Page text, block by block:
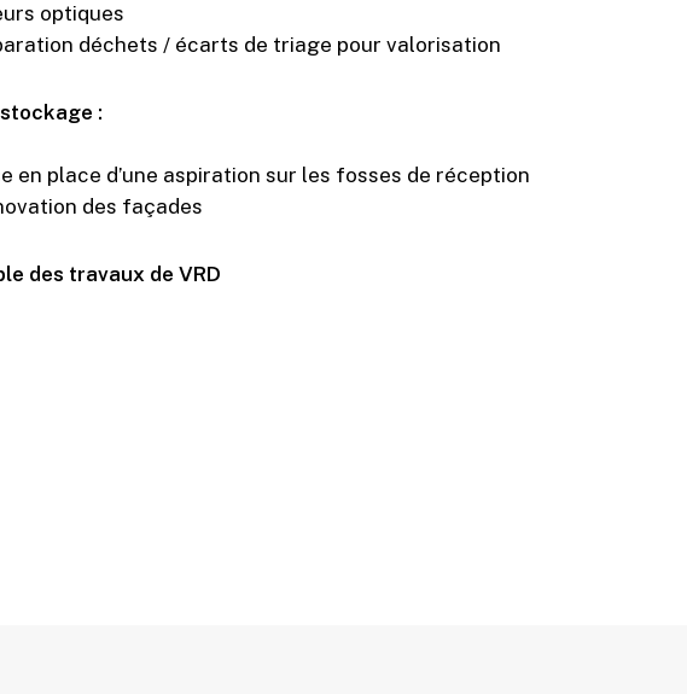
optiques
déchets / écarts de triage pour valorisation
:
en place d’une aspiration sur les fosses de réception
des façades
des travaux de VRD